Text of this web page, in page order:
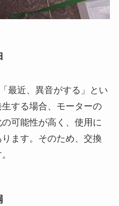
最近、異音がする」とい
する場合、モーターの
可能性が高く、使用に
ます。そのため、交換